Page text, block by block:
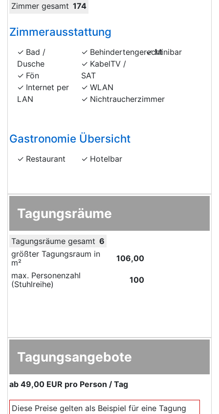
Zimmer gesamt 174
Zimmerausstattung
Bad /
Dusche
Fön
Internet per
LAN
Behindertengerecht
KabelTV /
SAT
WLAN
Nichtraucherzimmer
Minibar
Gastronomie Übersicht
Restaurant Hotelbar
Tagungsräume
Tagungsräume gesamt 6
größter Tagungsraum in
m²
106,00
max. Personenzahl
(Stuhlreihe)
100
Tagungsangebote
ab 49,00 EUR pro Person / Tag
Diese Preise gelten als Beispiel für eine Tagung